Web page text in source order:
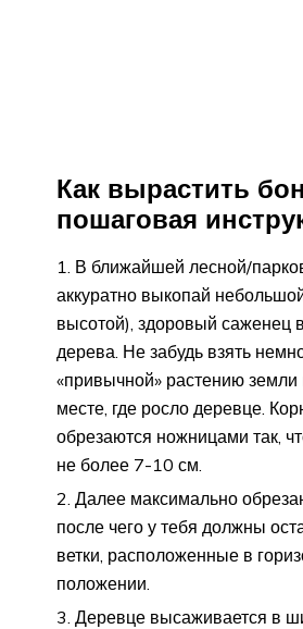
Как вырастить
пошаговая
В ближайшей лесной/
аккуратно выкопай
высотой), здоровый саженец
дерева. Не забудь взять
«привычной» растению
месте, где росло деревце.
обрезаются ножницами так,
не более 7-10 см.
Далее максимально
после чего у тебя должны
ветки, расположенные в
положении.
Деревце высаживается в